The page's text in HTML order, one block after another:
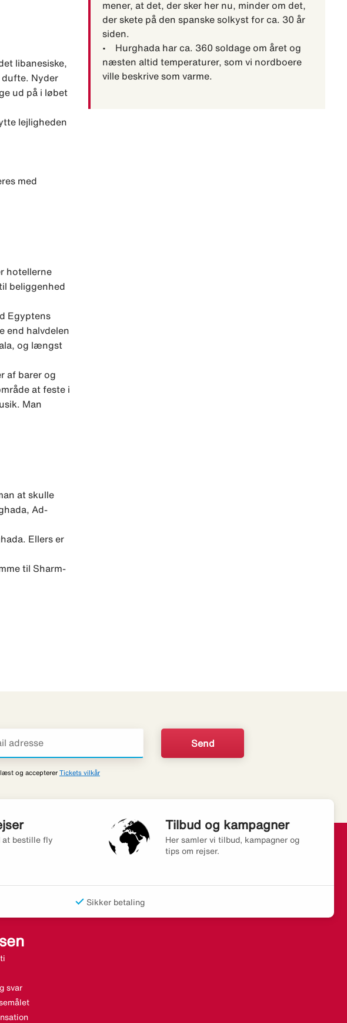
libanesiske,
dufte. Nyder
ud på i løbet
lejligheden
med
hotellerne
beliggenhed
Egyptens
end halvdelen
og længst
af barer og
at feste i
Man
at skulle
Ad-
Ellers er
til Sharm-
mener, at det, der sker her nu, minder om det,
der skete på den spanske solkyst for ca. 30 år
siden.
• Hurghada har ca. 360 soldage om året og
næsten altid temperaturer, som vi nordboere
ville beskrive som varme.
og accepterer Tickets vilkår
at bestille fly
Tilbud og kampagner
Her samler vi tilbud, kampagner og
tips om rejser.
Sikker betaling
svar